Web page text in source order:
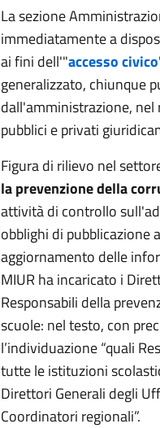
La sezione
immediatamente a
ai fini dell'"accesso civico
generalizzato, chiunque
dall'amministrazione,
pubblici e privati
Figura di rilievo nel
la prevenzione della
attività di controllo
obblighi di pubblicazione
aggiornamento delle
MIUR ha incaricato i
Responsabili della
scuole: nel testo, con
l’individuazione “quali
tutte le istituzioni
Direttori Generali degli
Coordinatori regionali”.